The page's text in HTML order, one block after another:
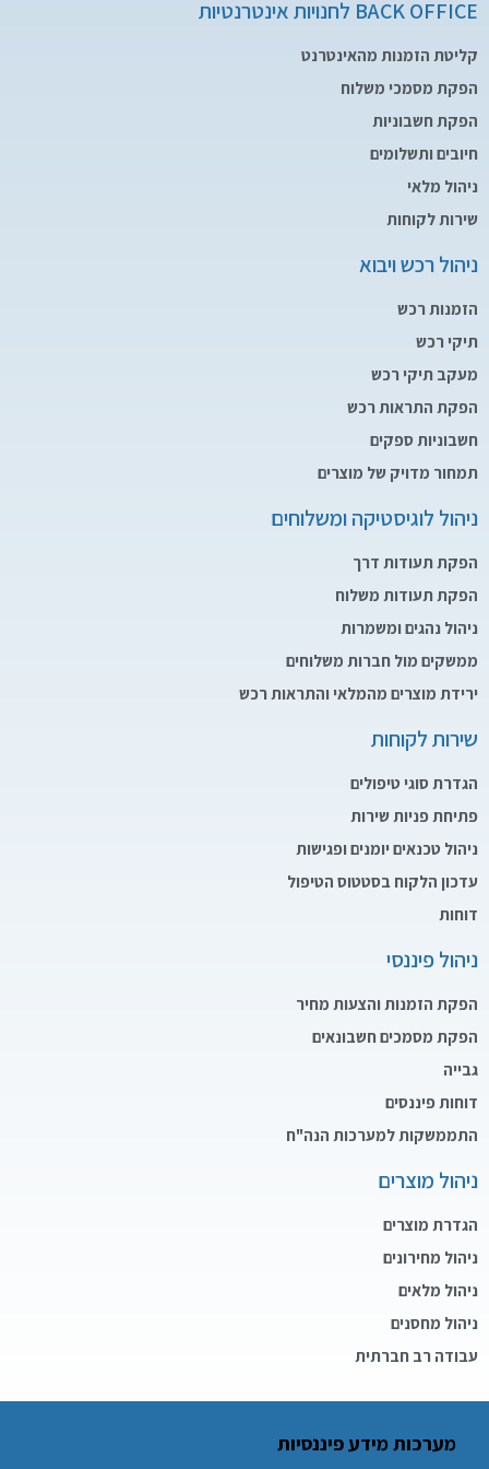
BACK OFFICE לחנויות אינטרנטיות
קליטת הזמנות מהאינטרנט
הפקת מסמכי משלוח
הפקת חשבוניות
חיובים ותשלומים
ניהול מלאי
שירות לקוחות
ניהול רכש ויבוא
הזמנות רכש
תיקי רכש
מעקב תיקי רכש
הפקת התראות רכש
חשבוניות ספקים
תמחור מדויק של מוצרים
ניהול לוגיסטיקה ומשלוחים
הפקת תעודות דרך
הפקת תעודות משלוח
ניהול נהגים ומשמרות
ממשקים מול חברות משלוחים
ירידת מוצרים מהמלאי והתראות רכש
שירות לקוחות
הגדרת סוגי טיפולים
פתיחת פניות שירות
ניהול טכנאים יומנים ופגישות
עדכון הלקוח בסטטוס הטיפול
דוחות
ניהול פיננסי
הפקת הזמנות והצעות מחיר
הפקת מסמכים חשבונאים
גבייה
דוחות פיננסים
התממשקות למערכות הנה"ח
ניהול מוצרים
הגדרת מוצרים
ניהול מחירונים
ניהול מלאים
ניהול מחסנים
עבודה רב חברתית
מערכות מידע פיננסיות